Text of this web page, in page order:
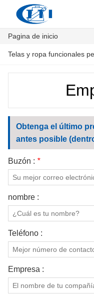
PAGINA DE INICIO
PRODUCTOS
PERSONALIZACIÓN
SOBRE NOSOTROS
NOTICIAS
INDUSTRIA
CONTÁCTENOS
VÍDEOS
العربية
Pagina de inicio
Obtenga el último
antes posible
Buzón : *
nombre :
Teléfono :
Empresa :